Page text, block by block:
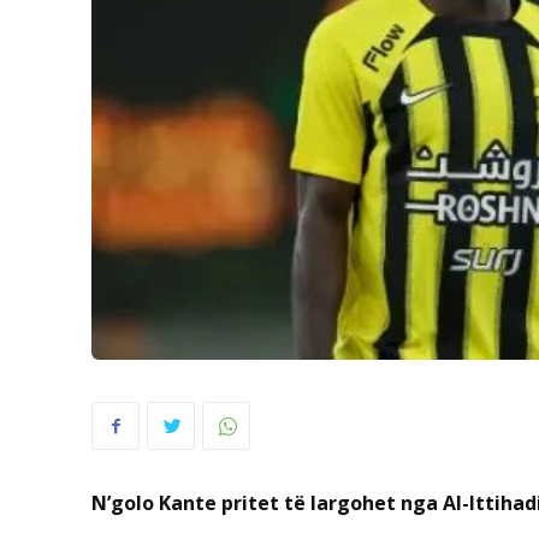
N’golo Kante pritet të largohet nga Al-